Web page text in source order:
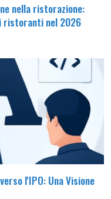
nella ristorazione:
ristoranti nel 2026
l'IPO: Una Visione